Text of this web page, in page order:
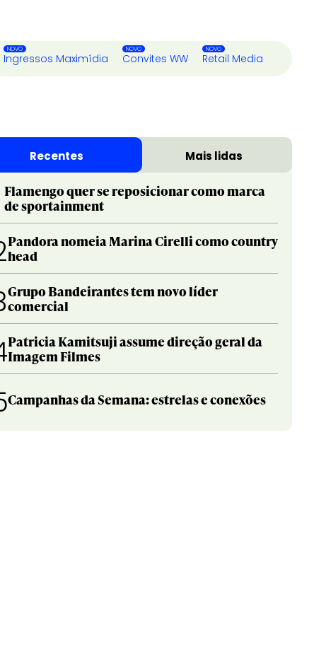
Ingressos Maximídia Convites WW Retail Media
Recentes Mais lidas
Flamengo quer se reposicionar como marca
de sportainment
Pandora nomeia Marina Cirelli como country
head
Grupo Bandeirantes tem novo líder
comercial
Patricia Kamitsuji assume direção geral da
Imagem Filmes
Campanhas da Semana: estrelas e conexões